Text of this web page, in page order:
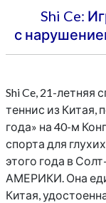
Shi Ce:
с
Shi Ce, 21-летняя
теннис из Китая,
года» на 40-м
спорта для
этого года в
АМЕРИКИ. Она
Китая,